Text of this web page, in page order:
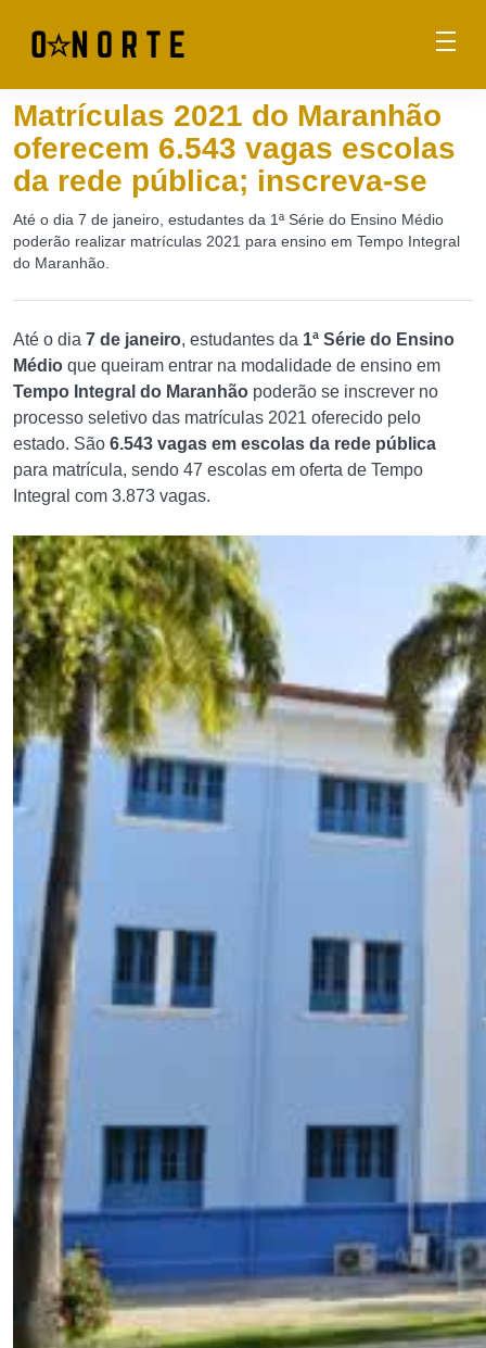
Matrículas 2021 do Maranhão
oferecem 6.543 vagas escolas
da rede pública; inscreva-se
Até o dia 7 de janeiro, estudantes da 1ª Série do Ensino Médio
poderão realizar matrículas 2021 para ensino em Tempo Integral
do Maranhão.
Até o dia 7 de janeiro, estudantes da 1ª Série do Ensino
Médio que queiram entrar na modalidade de ensino em
Tempo Integral do Maranhão poderão se inscrever no
processo seletivo das matrículas 2021 oferecido pelo
estado. São 6.543 vagas em escolas da rede pública
para matrícula, sendo 47 escolas em oferta de Tempo
Integral com 3.873 vagas.